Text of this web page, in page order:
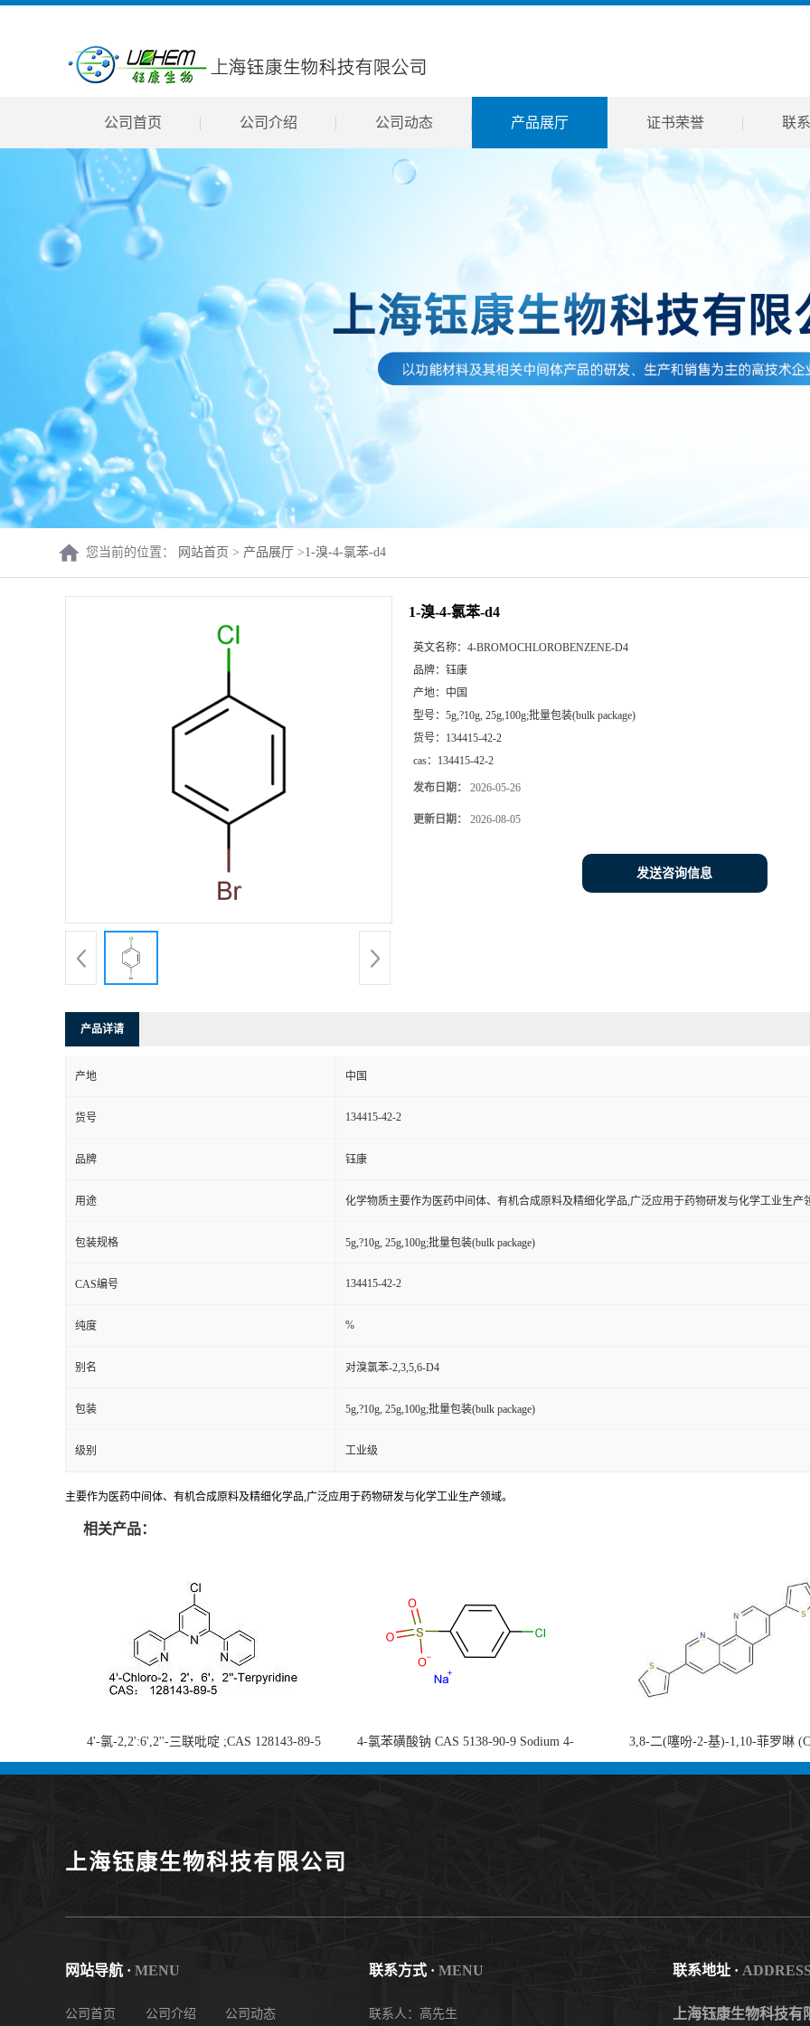
公司首页 公司介绍 公司动态 产品展厅 证书荣誉 联
您当前的位置： 网站首页 > 产品展厅 >1-溴-4-氯苯-d4
1-溴-4-氯苯-d4
英文名称： 4-BROMOCHLOROBENZENE-D4
品牌： 钰康
产地： 中国
型号： 5g,?10g, 25g,100g;批量包装(bulk package)
货号： 134415-42-2
cas： 134415-42-2
发布日期： 2026-05-26
更新日期： 2026-08-05
发送咨询信息
产品详请
产地 中国
货号 134415-42-2
品牌 钰康
用途 化学物质主要作为医药中间体、有机合成原料及精细化学品,广泛应用于药物研发与化学工业生产
包装规格 5g,?10g, 25g,100g;批量包装(bulk package)
CAS编号 134415-42-2
纯度 %
别名 对溴氯苯-2,3,5,6-D4
包装 5g,?10g, 25g,100g;批量包装(bulk package)
级别 工业级
主要作为医药中间体、有机合成原料及精细化学品,广泛应用于药物研发与化学工业生产领域。
相关产品：
4'-氯-2,2':6',2''-三联吡啶 ;CAS 128143-89-5
;4'-Chloro-2,2':6',2''-terpyridine;4-
4-氯苯磺酸钠 CAS 5138-90-9 Sodium 4-
chlorobenzenesulfonate 黄金产品 高纯度现货
3,8-二(噻吩-2-基)-1,10-菲罗啉
753491-32-6)1,10-Phenanthroline,
上海钰康生物科技有限公司
网站导航 · MENU
公司首页 公司介绍 公司动态
联系方式 · MENU
联系人：高先生
联系地址 ·
上海钰康生物科技有